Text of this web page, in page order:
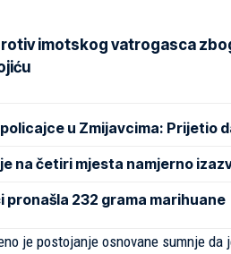
imotskog vatrogasca
u Zmijavcima: Prijetio
na četiri mjesta namjerno
pronašla 232 grama marihuane
je postojanje osnovane sumnje da